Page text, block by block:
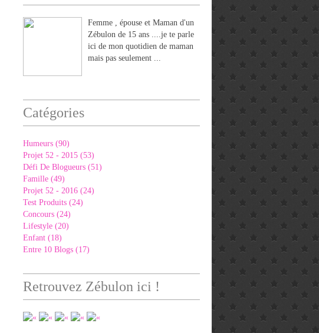
Femme , épouse et Maman d'un
Zébulon de 15 ans ....je te parle
ici de mon quotidien de maman
mais pas seulement ...
Catégories
Humeurs (90)
Projet 52 - 2015 (53)
Défi De Blogueurs (51)
Famille (49)
Projet 52 - 2016 (24)
Test Produits (24)
Concours (24)
Lifestyle (20)
Enfant (18)
Entre 10 Blogs (17)
Retrouvez Zébulon ici !